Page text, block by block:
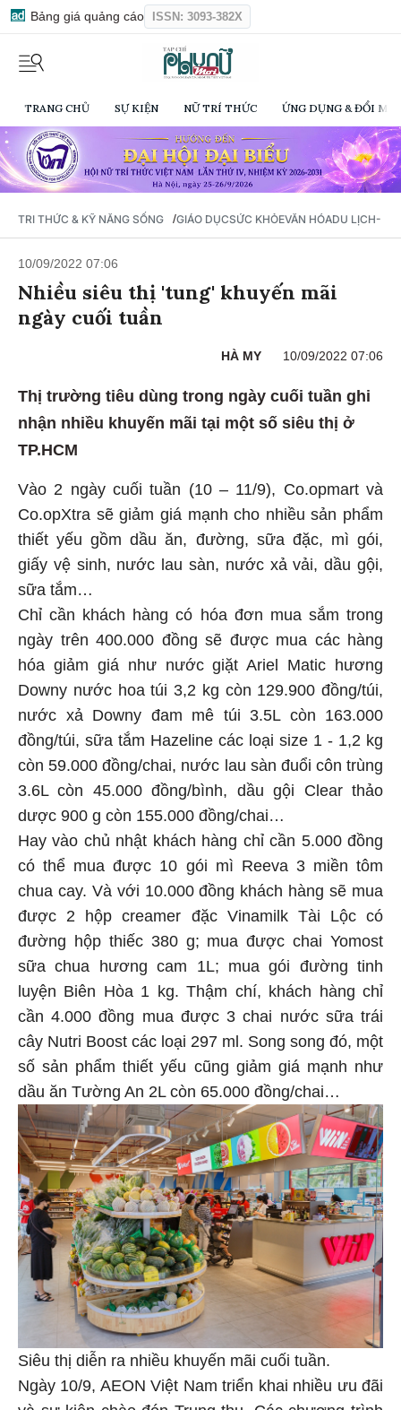
Bảng giá quảng cáo ISSN: 3093-382X
TRANG CHỦ SỰ KIỆN NỮ TRÍ THỨC ỨNG DỤNG & ĐỔI
TRI THỨC & KỸ NĂNG SỐNG /GIÁO DỤCSỨC KHỎEVĂN HÓADU LỊCH-
10/09/2022 07:06
Nhiều siêu thị 'tung' khuyến mãi
ngày cuối tuần
HÀ MY 10/09/2022 07:06
Thị trường tiêu dùng trong ngày cuối tuần ghi
nhận nhiều khuyến mãi tại một số siêu thị ở
TP.HCM
Vào 2 ngày cuối tuần (10 – 11/9), Co.opmart và
Co.opXtra sẽ giảm giá mạnh cho nhiều sản phẩm
thiết yếu gồm dầu ăn, đường, sữa đặc, mì gói,
giấy vệ sinh, nước lau sàn, nước xả vải, dầu gội,
sữa tắm…
Chỉ cần khách hàng có hóa đơn mua sắm trong
ngày trên 400.000 đồng sẽ được mua các hàng
hóa giảm giá như nước giặt Ariel Matic hương
Downy nước hoa túi 3,2 kg còn 129.900 đồng/túi,
nước xả Downy đam mê túi 3.5L còn 163.000
đồng/túi, sữa tắm Hazeline các loại size 1 - 1,2 kg
còn 59.000 đồng/chai, nước lau sàn đuổi côn trùng
3.6L còn 45.000 đồng/bình, dầu gội Clear thảo
dược 900 g còn 155.000 đồng/chai…
Hay vào chủ nhật khách hàng chỉ cần 5.000 đồng
có thể mua được 10 gói mì Reeva 3 miền tôm
chua cay. Và với 10.000 đồng khách hàng sẽ mua
được 2 hộp creamer đặc Vinamilk Tài Lộc có
đường hộp thiếc 380 g; mua được chai Yomost
sữa chua hương cam 1L; mua gói đường tinh
luyện Biên Hòa 1 kg. Thậm chí, khách hàng chỉ
cần 4.000 đồng mua được 3 chai nước sữa trái
cây Nutri Boost các loại 297 ml. Song song đó, một
số sản phẩm thiết yếu cũng giảm giá mạnh như
dầu ăn Tường An 2L còn 65.000 đồng/chai…
Siêu thị diễn ra nhiều khuyến mãi cuối tuần.
Ngày 10/9, AEON Việt Nam triển khai nhiều ưu đãi